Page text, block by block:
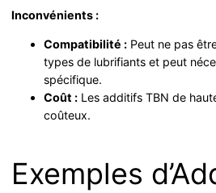
Inconvénients :
Compatibilité : Peut ne pas
types de lubrifiants et peut
spécifique.
Coût : Les additifs TBN de
coûteux.
Exemples